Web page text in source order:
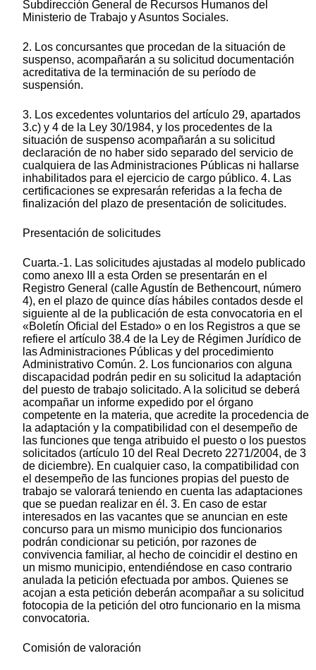
Subdirección General de Recursos Humanos del
Ministerio de Trabajo y Asuntos Sociales.
2. Los concursantes que procedan de la situación de
suspenso, acompañarán a su solicitud documentación
acreditativa de la terminación de su período de
suspensión.
3. Los excedentes voluntarios del artículo 29, apartados
3.c) y 4 de la Ley 30/1984, y los procedentes de la
situación de suspenso acompañarán a su solicitud
declaración de no haber sido separado del servicio de
cualquiera de las Administraciones Públicas ni hallarse
inhabilitados para el ejercicio de cargo público. 4. Las
certificaciones se expresarán referidas a la fecha de
finalización del plazo de presentación de solicitudes.
Presentación de solicitudes
Cuarta.-1. Las solicitudes ajustadas al modelo publicado
como anexo III a esta Orden se presentarán en el
Registro General (calle Agustín de Bethencourt, número
4), en el plazo de quince días hábiles contados desde el
siguiente al de la publicación de esta convocatoria en el
«Boletín Oficial del Estado» o en los Registros a que se
refiere el artículo 38.4 de la Ley de Régimen Jurídico de
las Administraciones Públicas y del procedimiento
Administrativo Común. 2. Los funcionarios con alguna
discapacidad podrán pedir en su solicitud la adaptación
del puesto de trabajo solicitado. A la solicitud se deberá
acompañar un informe expedido por el órgano
competente en la materia, que acredite la procedencia de
la adaptación y la compatibilidad con el desempeño de
las funciones que tenga atribuido el puesto o los puestos
solicitados (artículo 10 del Real Decreto 2271/2004, de 3
de diciembre). En cualquier caso, la compatibilidad con
el desempeño de las funciones propias del puesto de
trabajo se valorará teniendo en cuenta las adaptaciones
que se puedan realizar en él. 3. En caso de estar
interesados en las vacantes que se anuncian en este
concurso para un mismo municipio dos funcionarios
podrán condicionar su petición, por razones de
convivencia familiar, al hecho de coincidir el destino en
un mismo municipio, entendiéndose en caso contrario
anulada la petición efectuada por ambos. Quienes se
acojan a esta petición deberán acompañar a su solicitud
fotocopia de la petición del otro funcionario en la misma
convocatoria.
Comisión de valoración